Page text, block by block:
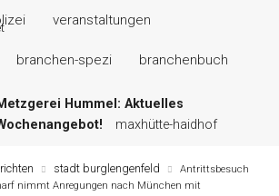
veranstaltungen
branchen-spezi branchenbuch
Hummel: Aktuelles
maxhütte-haidhof
u.v.m.!
kallmünz
Metzgerei: Wochen-Speisekarte
stadt burglengenfeld
Antrittsbesuch
nimmt Anregungen nach München mit